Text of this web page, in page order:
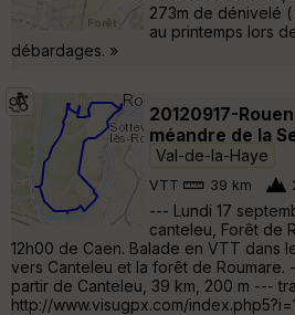
273m de dénivelé
au printemps lors
débardages. »
20120917-
méandre de la
Val-de-la-Haye
VTT 39 km
--- Lundi 17
canteleu, Forêt de
12h00 de Caen. Balade en VTT dans
vers Canteleu et la forêt de Roumare.
partir de Canteleu, 39 km, 200 m ---
http://www.visugpx.com/